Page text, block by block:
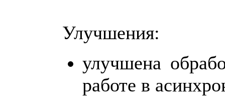
Улучшения:
улучшена
работе в